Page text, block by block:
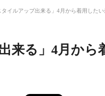
タイルアップ出来る」4月から着用した
来る」4月か